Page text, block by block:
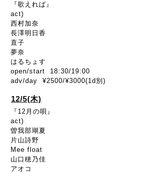
『歌えれば』
act)
西村加奈
長澤明日香
直子
夢奈
はるちょす
open/start 18:30/19:00
adv/day ¥2500/¥3000(1d別)
12/5(木)
『12月の唄』
act)
曽我部瑚夏
片山詩野
Mee float
山口穂乃佳
アオコ